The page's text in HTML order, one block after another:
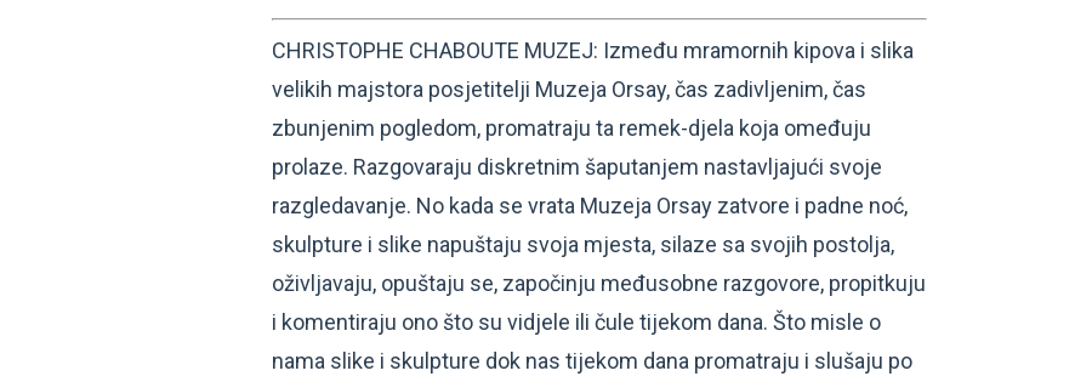
CHRISTOPHE CHABOUTE MUZEJ: Između mramornih kipova i slika
velikih majstora posjetitelji Muzeja Orsay, čas zadivljenim, čas
zbunjenim pogledom, promatraju ta remek-djela koja omeđuju
prolaze. Razgovaraju diskretnim šaputanjem nastavljajući svoje
razgledavanje. No kada se vrata Muzeja Orsay zatvore i padne noć,
skulpture i slike napuštaju svoja mjesta, silaze sa svojih postolja,
oživljavaju, opuštaju se, započinju međusobne razgovore, propitkuju
i komentiraju ono što su vidjele ili čule tijekom dana. Što misle o
nama slike i skulpture dok nas tijekom dana promatraju i slušaju po